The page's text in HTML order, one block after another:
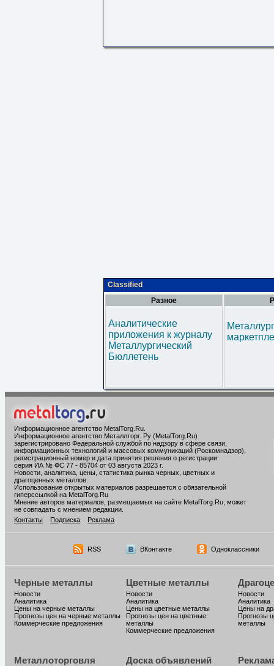
Classified
Разное
Аналитические
приложения к журналу
Металлургический
Бюллетень
Информационное агентство MetalTorg.Ru
Информационное агентство Металлторг. Ру (MetalTorg.Ru)
зарегистрировано Федеральной службой по надзору в сфере связи,
информационных технологий и массовых коммуникаций (Роскомнадзор),
регистрационный номер и дата принятия решения о регистрации:
серия ИА № ФС 77 - 85704 от 03 августа 2023 г.
Новости, аналитика, цены, статистика рынка черных, цветных и
драгоценных металлов.
Использование открытых материалов разрешается с обязательной
гиперссылкой на MetalTorg.Ru
Мнение авторов материалов, размещаемых на сайте MetalTorg.Ru, может
не совпадать с мнением редакции.
Контакты
Подписка Реклама
RSS ВКонтакте Одноклассники
Черные металлы
Новости
Аналитика
Цены на черные металлы
Прогнозы цен на черные металлы
Коммерческие предложения
Цветные металлы
Новости
Аналитика
Цены на цветные металлы
Прогнозы цен на цветные
металлы
Коммерческие предложения
Новости
Аналитика
Цены на
Прогнозы
металлы
Металлоторговля Доска объявлений